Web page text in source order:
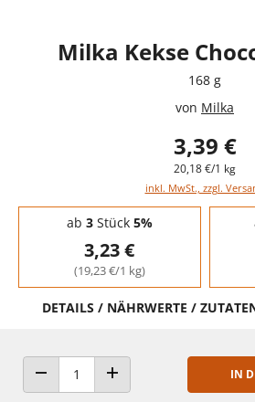
Milka Kekse
168 g
von Milka
3,39 €
20,18 €/1 kg
inkl. MwSt., zzgl.
Staffelpreise - Mengenrabatt
ab 3Stück 5%
3,23 €
(19,23 €/1 kg)
DETAILS / NÄHRWERTE /
ANZAHL VERRINGERNANZAHL ERHÖHEN
IN